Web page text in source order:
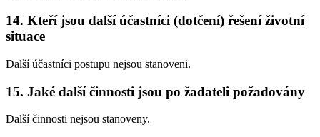
14. Kteří jsou další účastníci (dotčení) řešení životní
situace
Další účastníci postupu nejsou stanoveni.
15. Jaké další činnosti jsou po žadateli požadovány
Další činnosti nejsou stanoveny.